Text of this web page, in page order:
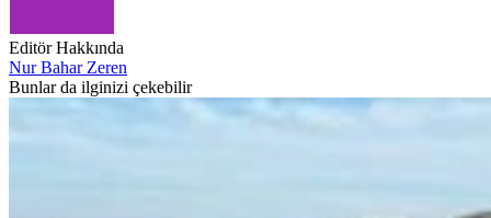
Editör Hakkında
Nur Bahar Zeren
Bunlar da ilginizi çekebilir